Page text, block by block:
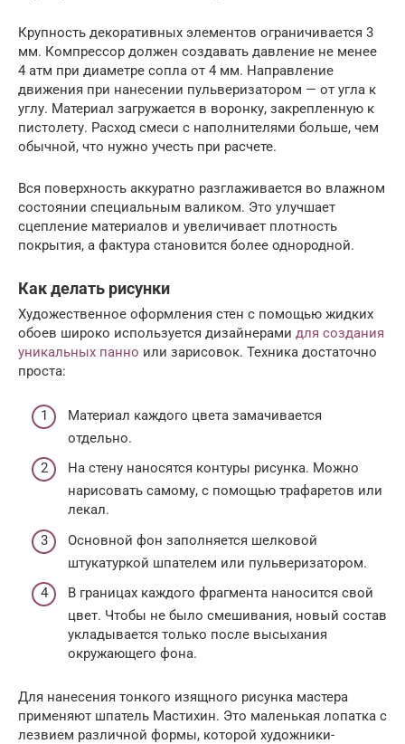
Крупность декоративных элементов ограничивается 3
мм. Компрессор должен создавать давление не менее
4 атм при диаметре сопла от 4 мм. Направление
движения при нанесении пульверизатором — от угла к
углу. Материал загружается в воронку, закрепленную к
пистолету. Расход смеси с наполнителями больше, чем
обычной, что нужно учесть при расчете.
Вся поверхность аккуратно разглаживается во влажном
состоянии специальным валиком. Это улучшает
сцепление материалов и увеличивает плотность
покрытия, а фактура становится более однородной.
Как делать рисунки
Художественное оформления стен с помощью жидких
обоев широко используется дизайнерами для создания
уникальных панно или зарисовок. Техника достаточно
проста:
Материал каждого цвета замачивается
отдельно.
На стену наносятся контуры рисунка. Можно
нарисовать самому, с помощью трафаретов или
лекал.
Основной фон заполняется шелковой
штукатуркой шпателем или пульверизатором.
В границах каждого фрагмента наносится свой
цвет. Чтобы не было смешивания, новый состав
укладывается только после высыхания
окружающего фона.
Для нанесения тонкого изящного рисунка мастера
применяют шпатель Мастихин. Это маленькая лопатка с
лезвием различной формы, которой художники-